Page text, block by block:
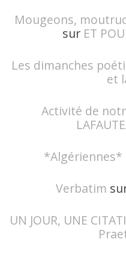
Mougeons,
sur ET
Les dimanches
et
Activité de
*Algériennes*
Verbatim
UN JOUR, UNE